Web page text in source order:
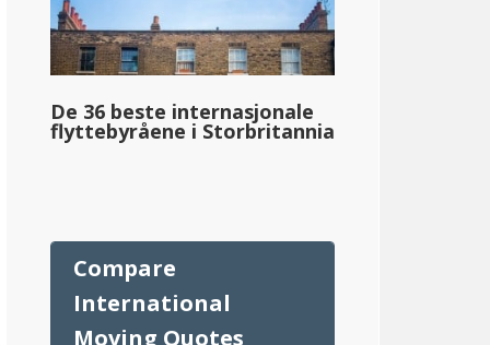
De 36 beste internasjonale
flyttebyråene i Storbritannia